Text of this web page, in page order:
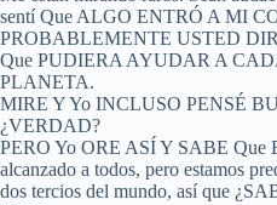
sentí Que ALGO ENTRÓ A MI
PROBABLEMENTE USTED
Que PUDIERA AYUDAR A
PLANETA.
MIRE Y Yo INCLUSO PENSÉ
¿VERDAD?
PERO Yo ORE ASÍ Y SABE Que
alcanzado a todos, pero estamos
dos tercios del mundo, así que